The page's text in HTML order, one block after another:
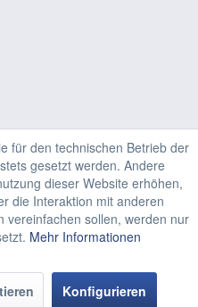
für den technischen Betrieb der
gesetzt werden. Andere
dieser Website erhöhen,
die Interaktion mit anderen
vereinfachen sollen, werden nur
Mehr Informationen
Konfigurieren